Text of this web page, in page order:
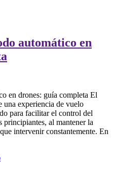
automático en
en drones: guía completa El
una experiencia de vuelo
para facilitar el control del
principiantes, al mantener la
intervenir constantemente. En